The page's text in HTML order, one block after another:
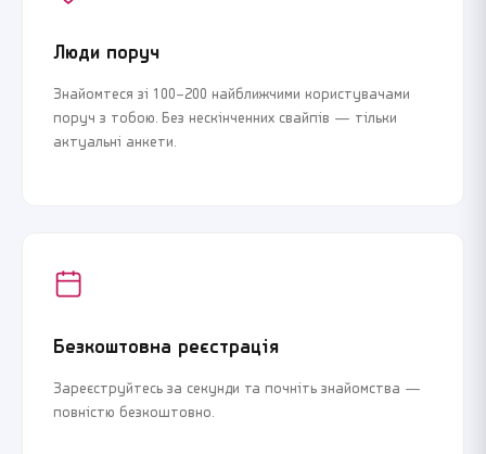
Люди поруч
Знайомтеся зі 100–200 найближчими користувачами
поруч з тобою. Без нескінченних свайпів — тільки
актуальні анкети.
Безкоштовна реєстрація
Зареєструйтесь за секунди та почніть знайомства —
повністю безкоштовно.